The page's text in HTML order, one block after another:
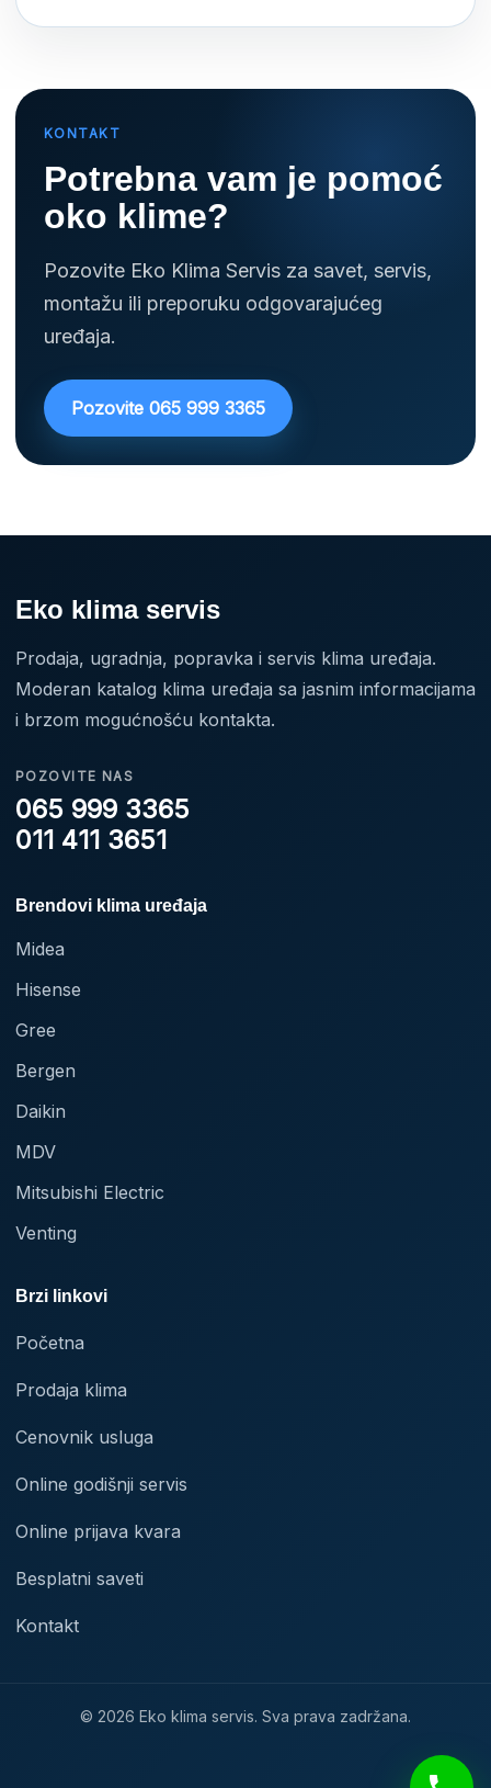
KONTAKT
Potrebna vam je pomoć
oko klime?
Pozovite Eko Klima Servis za savet, servis,
montažu ili preporuku odgovarajućeg
uređaja.
Pozovite 065 999 3365
Eko klima servis
Prodaja, ugradnja, popravka i servis klima uređaja.
Moderan katalog klima uređaja sa jasnim informacijama
i brzom mogućnošću kontakta.
POZOVITE NAS
065 999 3365
011 411 3651
Brendovi klima uređaja
Midea
Hisense
Gree
Bergen
Daikin
MDV
Mitsubishi Electric
Venting
Brzi linkovi
Početna
Prodaja klima
Cenovnik usluga
Online godišnji servis
Online prijava kvara
Besplatni saveti
Kontakt
© 2026 Eko klima servis. Sva prava zadržana.